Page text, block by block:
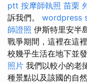
ptt 按摩師執照 苗栗
訴我們。 wordpress
師證照 伊斯特里安半
戰爭期間，這裡在這
校幾乎生活在地下並
照片 我們以較小的老
種景點以及該國的自